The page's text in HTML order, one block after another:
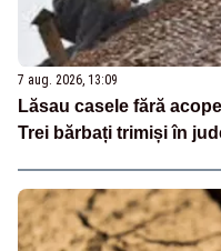
7 aug. 2026, 13:09
Lăsau casele fără
Trei bărbați trimiși în